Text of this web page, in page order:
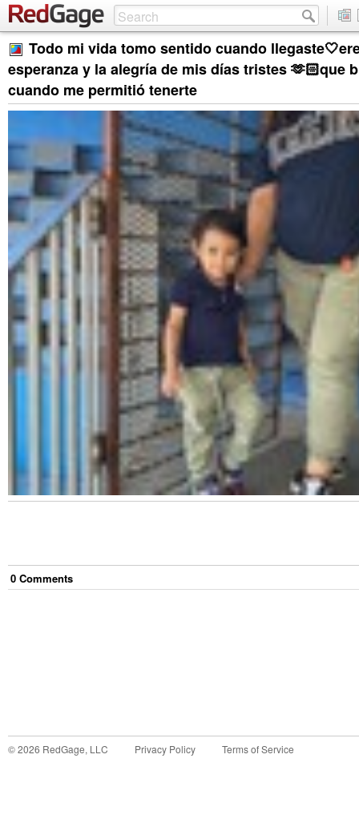
Todo mi vida tomo sentido cuando
esperanza y la alegría de mis días tristes 🫶🏻que
cuando me permitió tenerte
0 Comments
©2026 RedGage, LLC Privacy Policy Terms of Service